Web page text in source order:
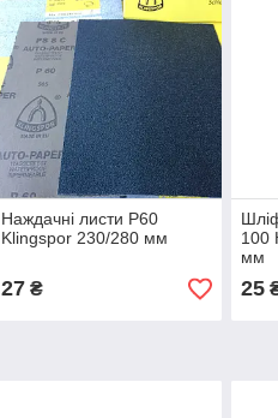
Наждачні листи Р60
Klingspor 230/280 мм
27₴
100
мм
25